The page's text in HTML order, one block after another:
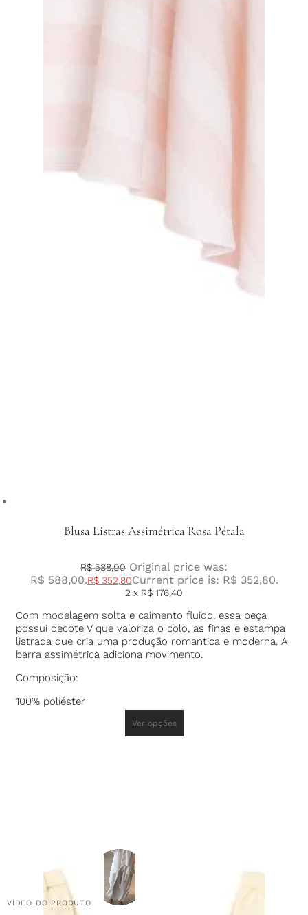
VÍDEO DO PRODUTO
Blusa Listras Assimétrica Rosa Pétala
R$588,00 Original price was:
R$ 588,00.R$352,80Current price is: R$ 352,80.
2 x R$ 176,40
Com modelagem solta e caimento fluido, essa peça
possui decote V que valoriza o colo, as finas e estampa
listrada que cria uma produção romantica e moderna. A
barra assimétrica adiciona movimento.
Composição:
100% poliéster
Ver opções